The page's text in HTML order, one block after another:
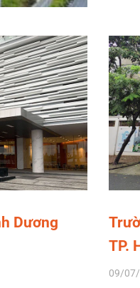
Dương
TP.
09/07/